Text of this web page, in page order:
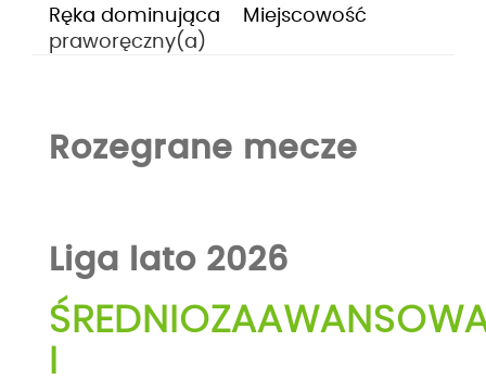
Ręka dominująca
praworęczny(a)
Miejscowość
Rozegrane mecze
Liga lato 2026